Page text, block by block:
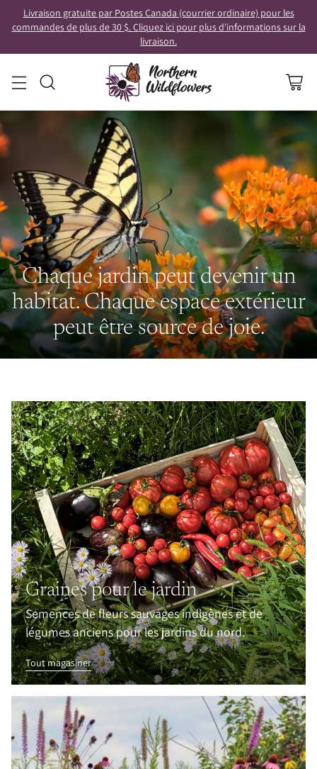
Livraison gratuite par Postes Canada (courrier ordinaire) pour les
commandes de plus de 30 $. Cliquez ici pour plus d'informations sur la
livraison.
Chaque jardin peut devenir un
habitat. Chaque espace extérieur
peut être source de joie.
Graines pour le jardin
Semences de fleurs sauvages indigènes et de
légumes anciens pour les jardins du nord.
Tout magasiner